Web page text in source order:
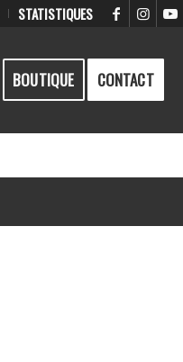
STATISTIQUES
BOUTIQUE CONTACT